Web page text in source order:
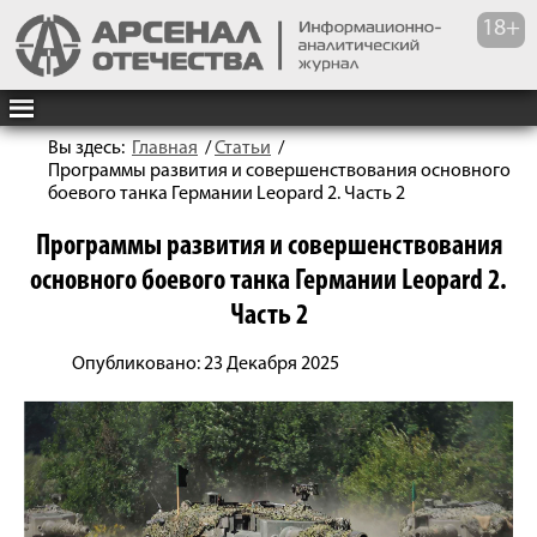
Вы здесь: Главная /Статьи /
Программы развития и совершенствования основного
боевого танка Германии Leopard 2. Часть 2
Программы развития и совершенствования
основного боевого танка Германии Leopard 2.
Часть 2
Опубликовано: 23 Декабря 2025